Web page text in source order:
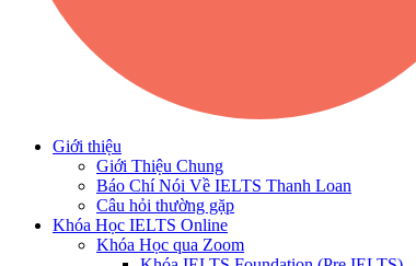
Giới thiệu
Giới Thiệu Chung
Báo Chí Nói Về IELTS Thanh Loan
Câu hỏi thường gặp
Khóa Học IELTS Online
Khóa Học qua Zoom